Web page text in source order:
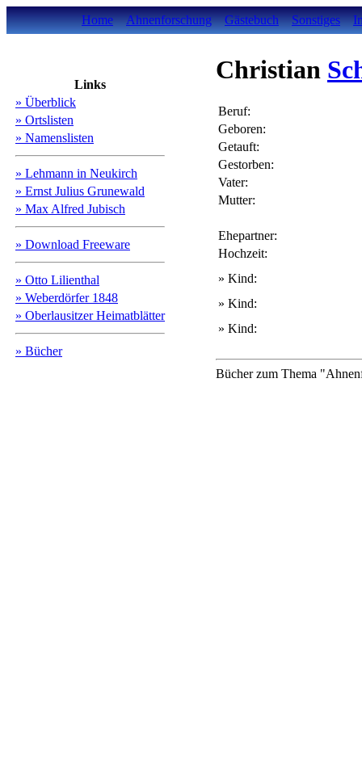
Home Ahnenforschung Gästebuch Sonstiges
Links
» Überblick
» Ortslisten
» Namenslisten
» Lehmann in Neukirch
» Ernst Julius Grunewald
» Max Alfred Jubisch
» Download Freeware
» Otto Lilienthal
» Weberdörfer 1848
» Oberlausitzer Heimatblätter
» Bücher
Christian
Beruf:
Geboren:
Getauft:
Gestorben:
Vater:
Mutter:
Ehepartner:
Hochzeit:
» Kind:
» Kind:
» Kind:
Bücher zum Thema